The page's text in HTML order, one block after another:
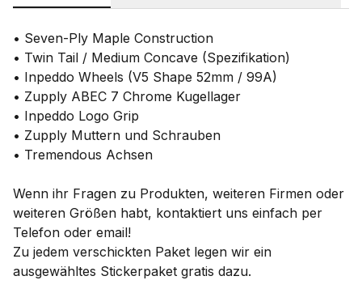
• Seven-Ply Maple Construction
• Twin Tail / Medium Concave (Spezifikation)
• Inpeddo Wheels (V5 Shape 52mm / 99A)
• Zupply ABEC 7 Chrome Kugellager
• Inpeddo Logo Grip
• Zupply Muttern und Schrauben
• Tremendous Achsen
Wenn ihr Fragen zu Produkten, weiteren Firmen oder
weiteren Größen habt, kontaktiert uns einfach per
Telefon oder email!
Zu jedem verschickten Paket legen wir ein
ausgewähltes Stickerpaket gratis dazu.